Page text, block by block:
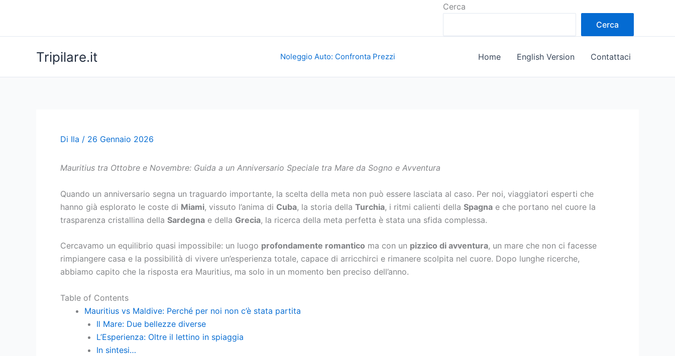
Cerca
Cerca
Tripilare.it Noleggio Auto: Confronta Prezzi Home English Version Contattaci
Di Ila / 26 Gennaio 2026
Mauritius tra Ottobre e Novembre: Guida a un Anniversario Speciale tra Mare da Sogno e Avventura
Quando un anniversario segna un traguardo importante, la scelta della meta non può essere lasciata al caso. Per noi, viaggiatori esperti che
hanno già esplorato le coste di Miami, vissuto l’anima di Cuba, la storia della Turchia, i ritmi calienti della Spagna e che portano nel cuore la
trasparenza cristallina della Sardegna e della Grecia, la ricerca della meta perfetta è stata una sfida complessa.
Cercavamo un equilibrio quasi impossibile: un luogo profondamente romantico ma con un pizzico di avventura, un mare che non ci facesse
rimpiangere casa e la possibilità di vivere un’esperienza totale, capace di arricchirci e rimanere scolpita nel cuore. Dopo lunghe ricerche,
abbiamo capito che la risposta era Mauritius, ma solo in un momento ben preciso dell’anno.
Table of Contents
Mauritius vs Maldive: Perché per noi non c’è stata partita
Il Mare: Due bellezze diverse
L’Esperienza: Oltre il lettino in spiaggia
In sintesi…